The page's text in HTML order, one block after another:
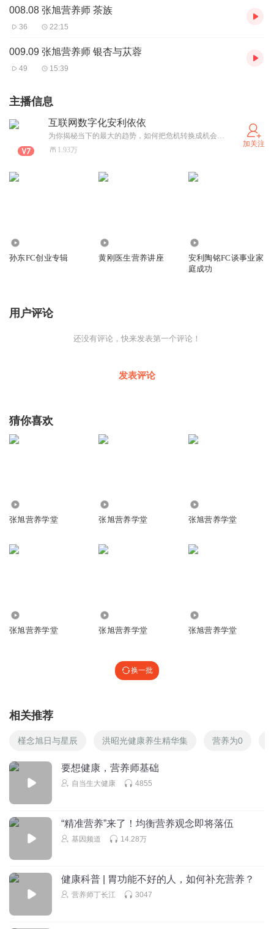
把生意发展至全国各地，25年的安利已经迎来社交电商新安
利时代，机会不容错过。很高兴认识
年的
学习。
008.08 张旭营养师 茶族
36 22:15
009.09 张旭营养师 银杏与苁蓉
49 15:39
主播信息
互联网数字化安利依依
为你揭秘当下的最大的趋势，如何把危机转换成机会？如何从线下搬到线上居家办公，打造被动收入,不在职的收入。为你揭开富人的秘密，教你如何白手起家，找到家里的黄金轻松起步。95%的人，不愿意来计划自己的人生。如果你愿意，将会超越95%的人，成为那5%.甚至成为0.5%的顶尖人物。
1.93万
加关注
孙东FC创业专辑 黄刚医生营养讲座
安利陶铭FC谈事业家
庭成功
用户评论
还没有评论，快来发表第一个评论！
发表评论
猜你喜欢
张旭营养学堂 张旭营养学堂 张旭营养学堂
张旭营养学堂 张旭营养学堂 张旭营养学堂
换一批
相关推荐
槿念旭日与星辰 洪昭光健康养生精华集 营养为0
要想健康，营养师基础
自当生大健康 4855
“精准营养”来了！均衡营养观念即将落伍
基因频道 14.28万
健康科普 | 胃功能不好的人，如何补充营养？
营养师丁长江 3047